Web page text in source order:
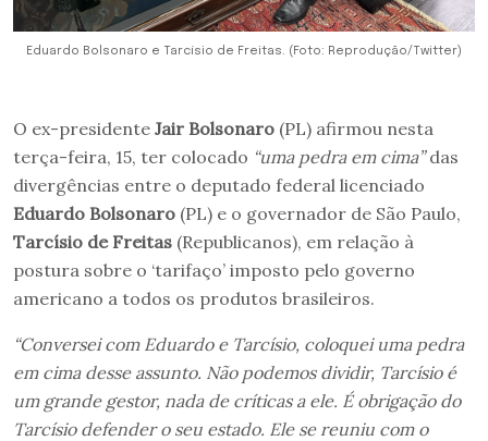
Eduardo Bolsonaro e Tarcísio de Freitas. (Foto: Reprodução/Twitter)
O ex-presidente Jair Bolsonaro (PL) afirmou nesta
terça-feira, 15, ter colocado “uma pedra em cima”das
divergências entre o deputado federal licenciado
Eduardo Bolsonaro (PL) e o governador de São Paulo,
Tarcísio de Freitas (Republicanos), em relação à
postura sobre o ‘tarifaço’ imposto pelo governo
americano a todos os produtos brasileiros.
“Conversei com Eduardo e Tarcísio, coloquei uma pedra
em cima desse assunto. Não podemos dividir, Tarcísio é
um grande gestor, nada de críticas a ele. É obrigação do
Tarcísio defender o seu estado. Ele se reuniu com o